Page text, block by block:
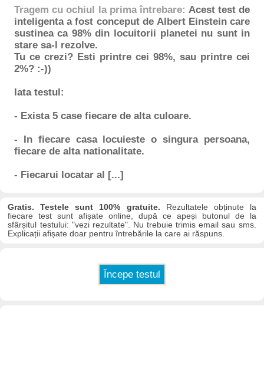
Tragem cu ochiul la prima întrebare: Acest test de
inteligenta a fost conceput de Albert Einstein care
sustinea ca 98% din locuitorii planetei nu sunt in
stare sa-l rezolve.
Tu ce crezi? Esti printre cei 98%, sau printre cei
2%? :-))
Iata testul:
- Exista 5 case fiecare de alta culoare.
- In fiecare casa locuieste o singura persoana,
fiecare de alta nationalitate.
- Fiecarui locatar al [...]
Gratis. Testele sunt 100% gratuite. Rezultatele obținute la
fiecare test sunt afișate online, după ce apeși butonul de la
sfârșitul testului: "vezi rezultate". Nu trebuie trimis email sau sms.
Explicații afișate doar pentru întrebările la care ai răspuns.